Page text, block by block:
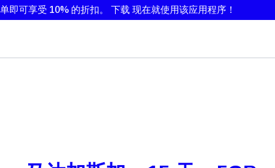
即可享受 10% 的折扣。 下载 现在就使用该应用程序！